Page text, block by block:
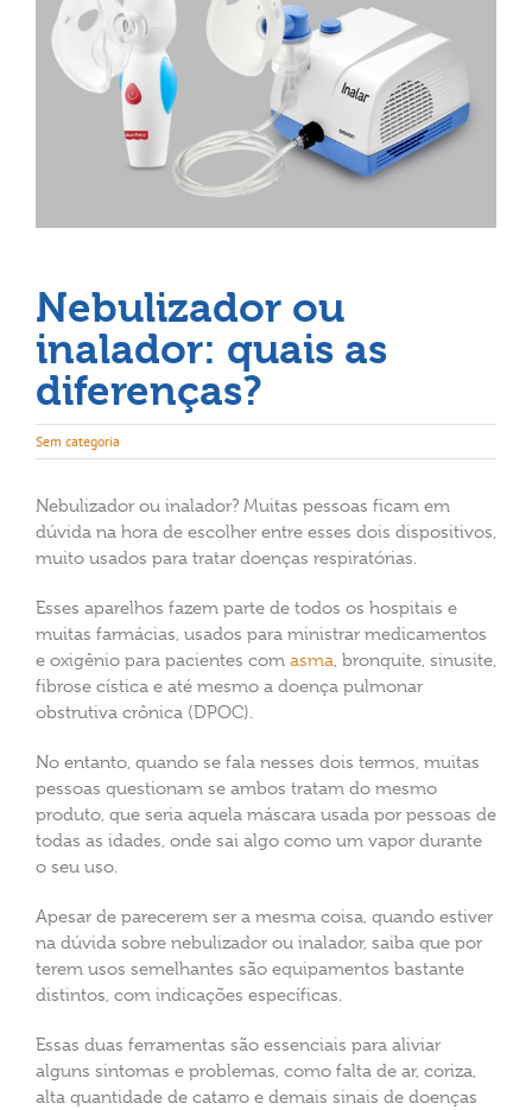
Nebulizador ou
inalador: quais as
diferenças?
Sem categoria
Nebulizador ou inalador? Muitas pessoas ficam em
dúvida na hora de escolher entre esses dois dispositivos,
muito usados para tratar doenças respiratórias.
Esses aparelhos fazem parte de todos os hospitais e
muitas farmácias, usados para ministrar medicamentos
e oxigênio para pacientes com asma, bronquite, sinusite,
fibrose cística e até mesmo a doença pulmonar
obstrutiva crônica (DPOC).
No entanto, quando se fala nesses dois termos, muitas
pessoas questionam se ambos tratam do mesmo
produto, que seria aquela máscara usada por pessoas de
todas as idades, onde sai algo como um vapor durante
o seu uso.
Apesar de parecerem ser a mesma coisa, quando estiver
na dúvida sobre nebulizador ou inalador, saiba que por
terem usos semelhantes são equipamentos bastante
distintos, com indicações específicas.
Essas duas ferramentas são essenciais para aliviar
alguns sintomas e problemas, como falta de ar, coriza,
alta quantidade de catarro e demais sinais de doenças